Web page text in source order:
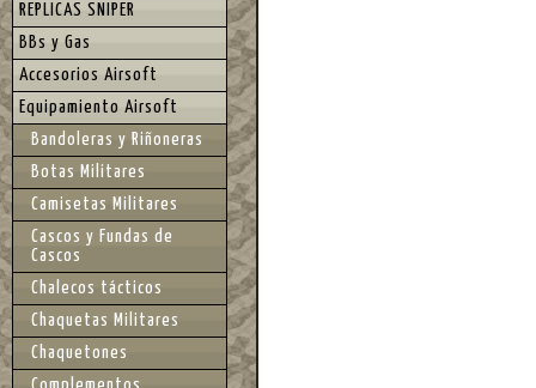
REPLICAS SNIPER
BBs y Gas
Accesorios Airsoft
Equipamiento Airsoft
Bandoleras y Riñoneras
Botas Militares
Camisetas Militares
Cascos y Fundas de
Cascos
Chalecos tácticos
Chaquetas Militares
Chaquetones